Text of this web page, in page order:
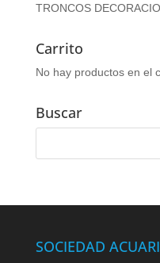
TRONCOS
Carrito
No hay productos en el
Buscar
SOCIEDAD